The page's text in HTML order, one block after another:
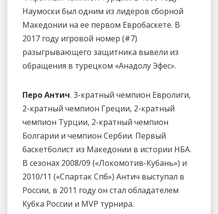
Наумоски был одним из лидеров сборной
Македонии на ее первом Евробаскете. В
2017 году игровой номер (#7)
разыгрывающего защитника вывели из
обращения в турецком «Анадолу Эфес».
Перо Антич. 3-кратный чемпион Евролиги,
2-кратный чемпион Греции, 2-кратный
чемпион Турции, 2-кратный чемпион
Болгарии и чемпион Сербии. Первый
баскетболист из Македонии в истории НБА.
В сезонах 2008/09 («Локомотив-Кубань») и
2010/11 («Спартак Спб») Антич выступал в
России, в 2011 году он стал обладателем
Кубка России и MVP турнира.